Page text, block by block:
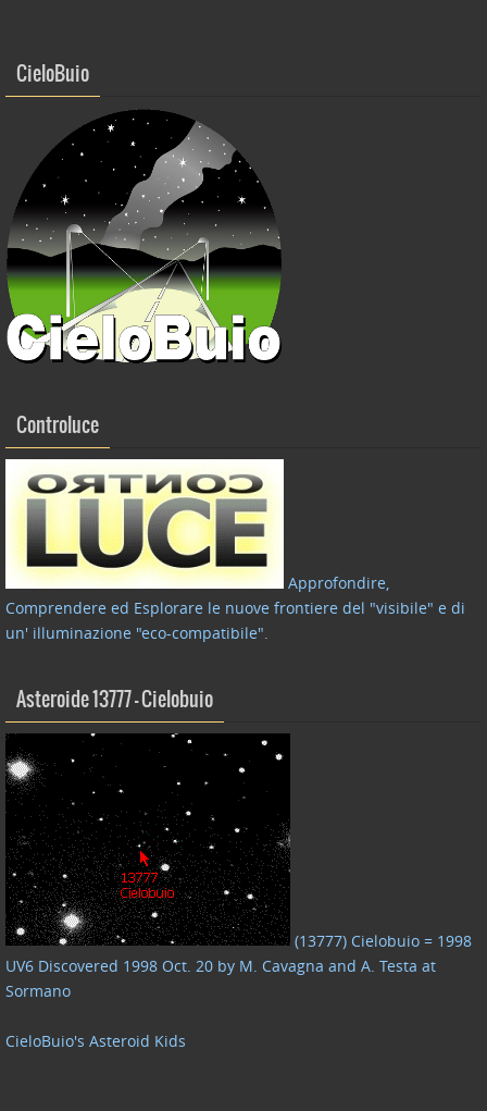
CieloBuio
Controluce
Approfondire,
Comprendere ed Esplorare le nuove frontiere del "visibile" e di
un' illuminazione "eco-compatibile".
Asteroide 13777 – Cielobuio
(13777) Cielobuio = 1998
UV6 Discovered 1998 Oct. 20 by M. Cavagna and A. Testa at
Sormano
CieloBuio's Asteroid Kids